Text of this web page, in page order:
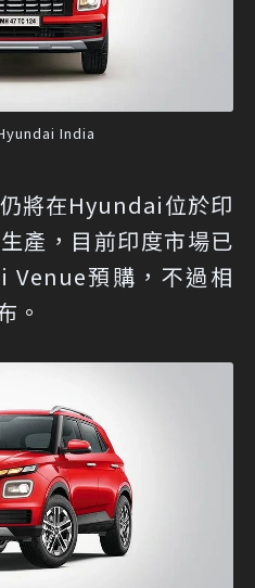
India
將在Hyundai位於印
產，目前印度市場已
Venue預購，不過相
。